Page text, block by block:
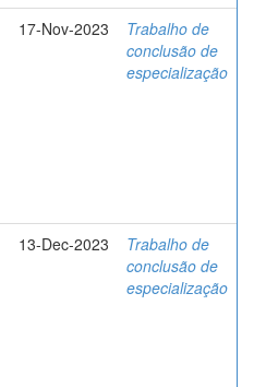
17-Nov-2023
Trabalho de
conclusão de
especialização
13-Dec-2023
Trabalho de
conclusão de
especialização